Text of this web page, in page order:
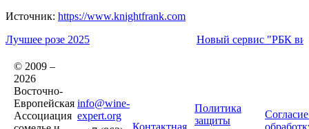
Источник: https://www.knightfrank.com
Лучшее розе 2025
Новый сервис "РБК
© 2009 –
2026
Восточно-
Европейская
Ассоциация
info@wine-
expert.org
Политика
защиты